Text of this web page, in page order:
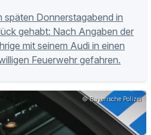
späten Donnerstagabend in
gehabt: Nach Angaben der
mit seinem Audi in einen
Feuerwehr gefahren.
© Bayerische Polizei